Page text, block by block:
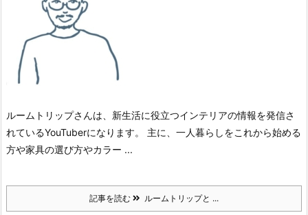
ルームトリップさんは、 新生活に役立つインテリアの情報を発信さ
れているYouTuberになります。
主に、一人暮らしをこれから始める
方や家具の選び方やカラー ...
記事を読む ルームトリップと ...